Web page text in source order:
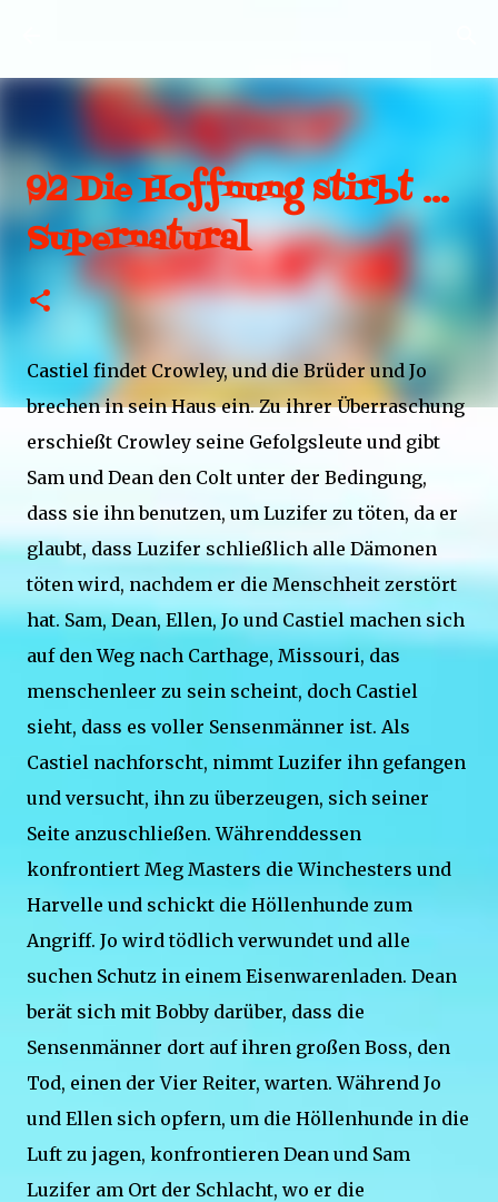
92 Die Hoffnung stirbt …
Supernatural
Castiel findet Crowley, und die Brüder und Jo
brechen in sein Haus ein. Zu ihrer Überraschung
erschießt Crowley seine Gefolgsleute und gibt
Sam und Dean den Colt unter der Bedingung,
dass sie ihn benutzen, um Luzifer zu töten, da er
glaubt, dass Luzifer schließlich alle Dämonen
töten wird, nachdem er die Menschheit zerstört
hat. Sam, Dean, Ellen, Jo und Castiel machen sich
auf den Weg nach Carthage, Missouri, das
menschenleer zu sein scheint, doch Castiel
sieht, dass es voller Sensenmänner ist. Als
Castiel nachforscht, nimmt Luzifer ihn gefangen
und versucht, ihn zu überzeugen, sich seiner
Seite anzuschließen. Währenddessen
konfrontiert Meg Masters die Winchesters und
Harvelle und schickt die Höllenhunde zum
Angriff. Jo wird tödlich verwundet und alle
suchen Schutz in einem Eisenwarenladen. Dean
berät sich mit Bobby darüber, dass die
Sensenmänner dort auf ihren großen Boss, den
Tod, einen der Vier Reiter, warten. Während Jo
und Ellen sich opfern, um die Höllenhunde in die
Luft zu jagen, konfrontieren Dean und Sam
Luzifer am Ort der Schlacht, wo er die